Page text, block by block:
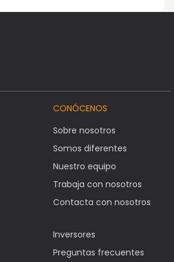
CONÓCENOS
Sobre nosotros
Somos diferentes
Nuestro equipo
Trabaja con nosotros
Contacta con nosotros
Inversores
Preguntas frecuentes